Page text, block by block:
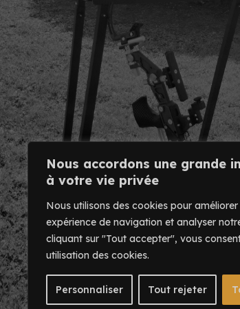
Nous accordons une grande
à votre vie privée
Nous utilisons des cookies pour
expérience de navigation et analyser
cliquant sur "Tout accepter", vous
utilisation des cookies.
Personnaliser Tout rejeter